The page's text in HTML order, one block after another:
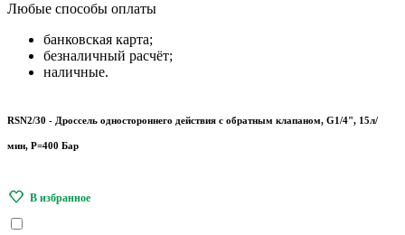
Любые способы оплаты
банковская карта;
безналичный расчёт;
наличные.
RSN2/30 - Дроссель одностороннего действия с обратным клапаном, G1/4", 15л/
мин, P=400 Бар